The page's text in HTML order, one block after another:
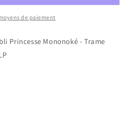
de paiement
Princesse Mononoké - Trame